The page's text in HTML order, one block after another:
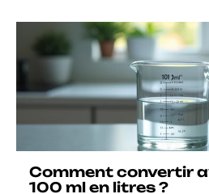
Comment convertir
100 ml en litres ?